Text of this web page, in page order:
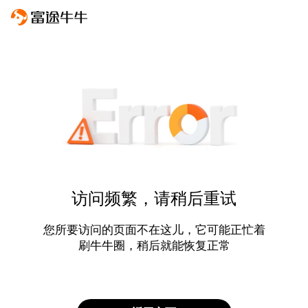
访问频繁，请稍后重试
您所要访问的页面不在这儿，它可能正忙着
刷牛牛圈，稍后就能恢复正常